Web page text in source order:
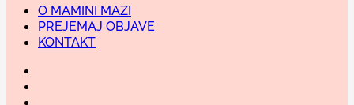
O MAMINI MAZI
PREJEMAJ OBJAVE
KONTAKT